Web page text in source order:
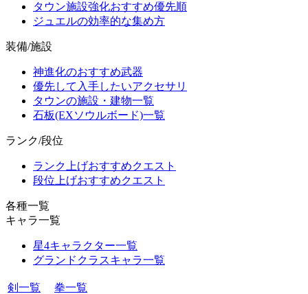
タウン施設強化おすすめ優先順
ジュエルの効率的な集め方
装備/施設
神進化のおすすめ武器
優先して入手したいアクセサリ
タウンの施設・建物一覧
石板(EXソウルボード)一覧
ランク/段位
ランク上げおすすめクエスト
段位上げおすすめクエスト
各種一覧
キャラ一覧
星4キャラクター一覧
グランドクラスキャラ一覧
剣一覧
拳一覧